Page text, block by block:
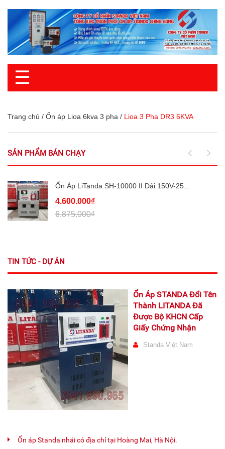
☰
Trang chủ / Ổn áp Lioa 6kva 3 pha / Lioa 3 Pha DR3 6KVA
SẢN PHẨM BÁN CHẠY
Ổn Áp LiTanda SH-10000 II Dải 150V-25...
4.600.000₫
6.875.000₫
TIN TỨC - DỰ ÁN
Ổn Áp STANDA Đổi Tên
Thành LITANDA Đã
Được Bộ KHCN Cấp
Giấy Chứng Nhận
Standa Việt Nam
Ổn áp Standa nhái có địa chỉ tại Hoàng Mai, Hà Nội.